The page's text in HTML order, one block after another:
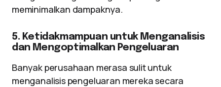
meminimalkan dampaknya.
5. Ketidakmampuan untuk Menganalisis
dan Mengoptimalkan Pengeluaran
Banyak perusahaan merasa sulit untuk
menganalisis pengeluaran mereka secara